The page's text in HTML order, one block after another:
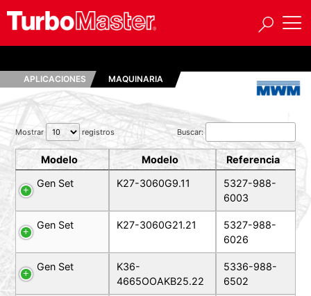
APLICACIONES MAQUINARIA
Mostrar registros Buscar:
Modelo Modelo
Referencia
Gen Set
K27-3060G9.11
5327-988-
6003
Gen Set K27-3060G21.21
5327-988-
6026
Gen Set
K36-
4665OOAKB25.22
5336-988-
6502